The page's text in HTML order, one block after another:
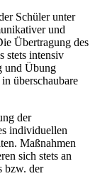
Schüler unter
und
Übertragung des
stets intensiv
und Übung
überschaubare
der
individuellen
Maßnahmen
sich stets an
bzw. der